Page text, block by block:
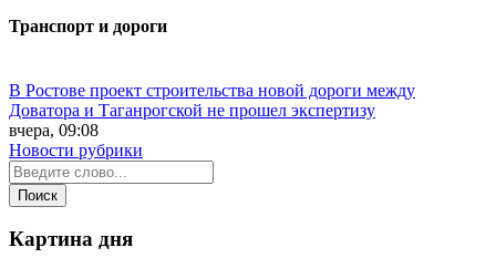
Транспорт и дороги
В Ростове проект строительства новой дороги между
Доватора и Таганрогской не прошел экспертизу
вчера, 09:08
Новости рубрики
Картина дня